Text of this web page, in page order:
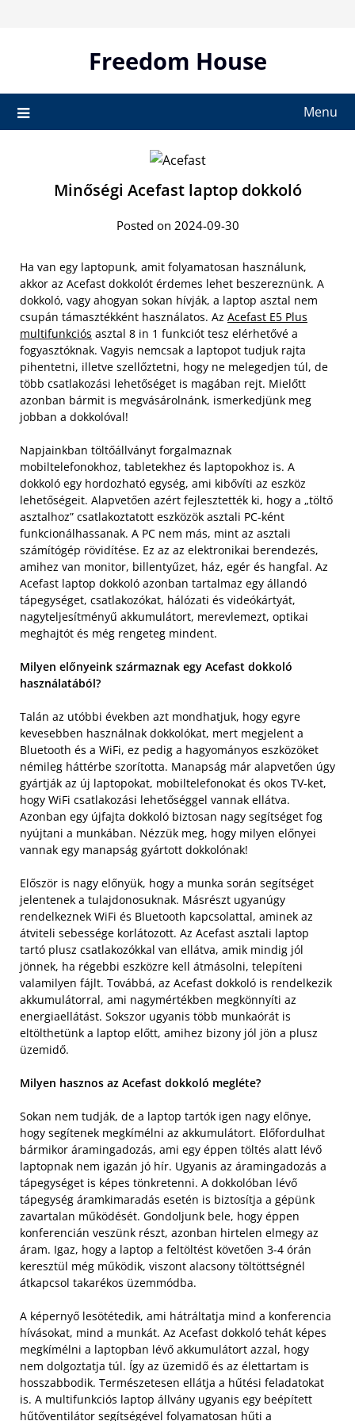
Freedom House
Menu
Minőségi Acefast laptop dokkoló
Posted on 2024-09-30
Ha van egy laptopunk, amit folyamatosan használunk,
akkor az Acefast dokkolót érdemes lehet beszereznünk. A
dokkoló, vagy ahogyan sokan hívják, a laptop asztal nem
csupán támasztékként használatos. Az Acefast E5 Plus
multifunkciós asztal 8 in 1 funkciót tesz elérhetővé a
fogyasztóknak. Vagyis nemcsak a laptopot tudjuk rajta
pihentetni, illetve szellőztetni, hogy ne melegedjen túl, de
több csatlakozási lehetőséget is magában rejt. Mielőtt
azonban bármit is megvásárolnánk, ismerkedjünk meg
jobban a dokkolóval!
Napjainkban töltőállványt forgalmaznak
mobiltelefonokhoz, tabletekhez és laptopokhoz is. A
dokkoló egy hordozható egység, ami kibővíti az eszköz
lehetőségeit. Alapvetően azért fejlesztették ki, hogy a „töltő
asztalhoz” csatlakoztatott eszközök asztali PC-ként
funkcionálhassanak. A PC nem más, mint az asztali
számítógép rövidítése. Ez az az elektronikai berendezés,
amihez van monitor, billentyűzet, ház, egér és hangfal. Az
Acefast laptop dokkoló azonban tartalmaz egy állandó
tápegységet, csatlakozókat, hálózati és videókártyát,
nagyteljesítményű akkumulátort, merevlemezt, optikai
meghajtót és még rengeteg mindent.
Milyen előnyeink származnak egy Acefast dokkoló
használatából?
Talán az utóbbi években azt mondhatjuk, hogy egyre
kevesebben használnak dokkolókat, mert megjelent a
Bluetooth és a WiFi, ez pedig a hagyományos eszközöket
némileg háttérbe szorította. Manapság már alapvetően úgy
gyártják az új laptopokat, mobiltelefonokat és okos TV-ket,
hogy WiFi csatlakozási lehetőséggel vannak ellátva.
Azonban egy újfajta dokkoló biztosan nagy segítséget fog
nyújtani a munkában. Nézzük meg, hogy milyen előnyei
vannak egy manapság gyártott dokkolónak!
Először is nagy előnyük, hogy a munka során segítséget
jelentenek a tulajdonosuknak. Másrészt ugyanúgy
rendelkeznek WiFi és Bluetooth kapcsolattal, aminek az
átviteli sebessége korlátozott. Az Acefast asztali laptop
tartó plusz csatlakozókkal van ellátva, amik mindig jól
jönnek, ha régebbi eszközre kell átmásolni, telepíteni
valamilyen fájlt. Továbbá, az Acefast dokkoló is rendelkezik
akkumulátorral, ami nagymértékben megkönnyíti az
energiaellátást. Sokszor ugyanis több munkaórát is
eltölthetünk a laptop előtt, amihez bizony jól jön a plusz
üzemidő.
Milyen hasznos az Acefast dokkoló megléte?
Sokan nem tudják, de a laptop tartók igen nagy előnye,
hogy segítenek megkímélni az akkumulátort. Előfordulhat
bármikor áramingadozás, ami egy éppen töltés alatt lévő
laptopnak nem igazán jó hír. Ugyanis az áramingadozás a
tápegységet is képes tönkretenni. A dokkolóban lévő
tápegység áramkimaradás esetén is biztosítja a gépünk
zavartalan működését. Gondoljunk bele, hogy éppen
konferencián veszünk részt, azonban hirtelen elmegy az
áram. Igaz, hogy a laptop a feltöltést követően 3-4 órán
keresztül még működik, viszont alacsony töltöttségnél
átkapcsol takarékos üzemmódba.
A képernyő lesötétedik, ami hátráltatja mind a konferencia
hívásokat, mind a munkát. Az Acefast dokkoló tehát képes
megkímélni a laptopban lévő akkumulátort azzal, hogy
nem dolgoztatja túl. Így az üzemidő és az élettartam is
hosszabbodik. Természetesen ellátja a hűtési feladatokat
is. A multifunkciós laptop állvány ugyanis egy beépített
hűtőventilátor segítségével folyamatosan hűti a